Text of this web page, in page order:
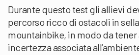
Durante questo test gli allievi
percorso ricco di ostacoli in
mountainbike, in modo da tener
incertezza associata